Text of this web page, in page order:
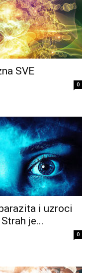
SVE
0
i uzroci
je...
0